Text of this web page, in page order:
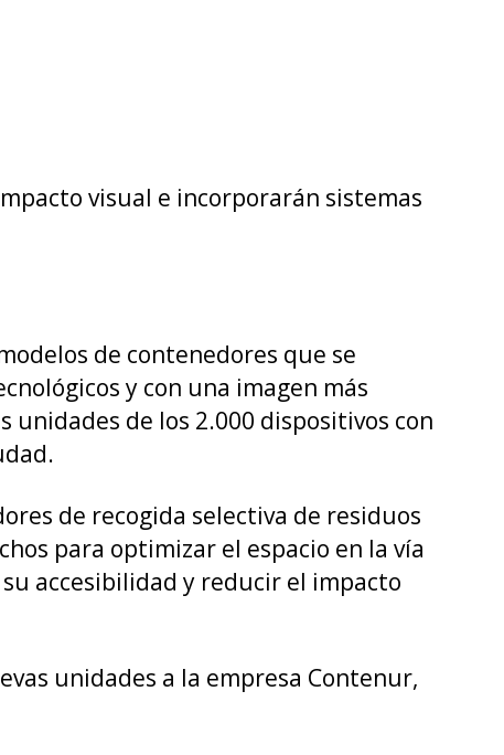
visual e incorporarán sistemas
de contenedores que se
y con una imagen más
de los 2.000 dispositivos con
de recogida selectiva de residuos
para optimizar el espacio en la vía
accesibilidad y reducir el impacto
unidades a la empresa Contenur,